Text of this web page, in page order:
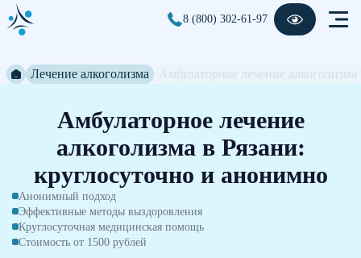
8 (800) 302-61-97
Лечение алкоголизма
Амбулаторное лечение
алкоголизма в Рязани:
круглосуточно и анонимно
Анонимный подход
Эффективные методы выздоровления
Круглосуточная медицинская помощь
Стоимость от 1500 рублей